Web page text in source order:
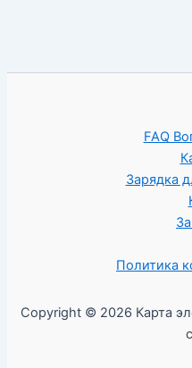
FAQ
Зарядка
Политика
Copyright © 2026 Карта